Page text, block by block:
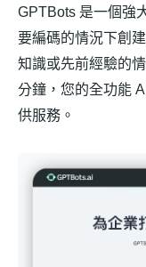
GPTBots 是一個強
要編碼的情況下創
知識或先前經驗的
分鐘，您的全功能
供服務。